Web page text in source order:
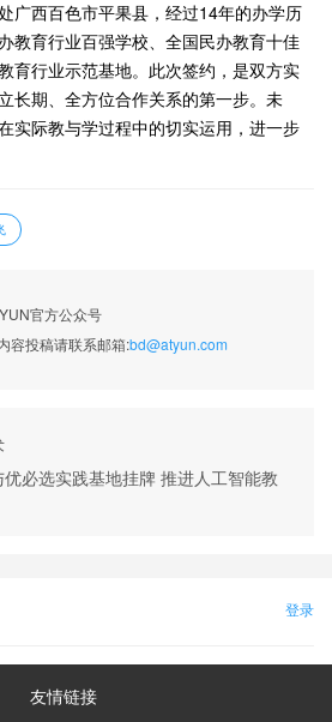
广西百色市平果县，经过14年的办学历
教育行业百强学校、全国民办教育十佳
育行业示范基地。此次签约，是双方实
长期、全方位合作关系的第一步。未
实际教与学过程中的切实运用，进一步
官方公众号
容投稿请联系邮箱:bd@atyun.com
必选实践基地挂牌 推进人工智能教
登录
友情链接